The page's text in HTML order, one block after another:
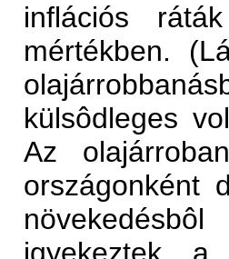
inflációs
mértékben.
külsôdleges
Az
országonként